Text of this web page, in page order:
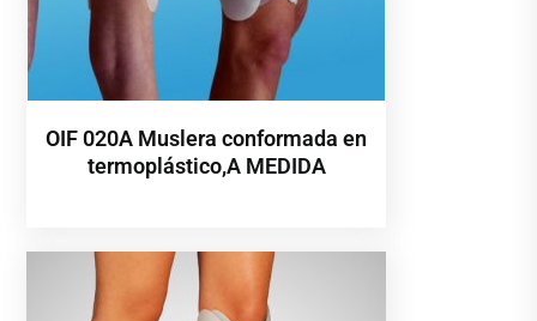
OIF 020A Muslera conformada en
termoplástico,A MEDIDA